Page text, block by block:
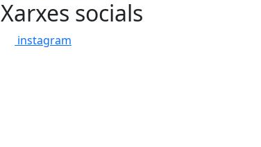
Xarxes socials
instagram